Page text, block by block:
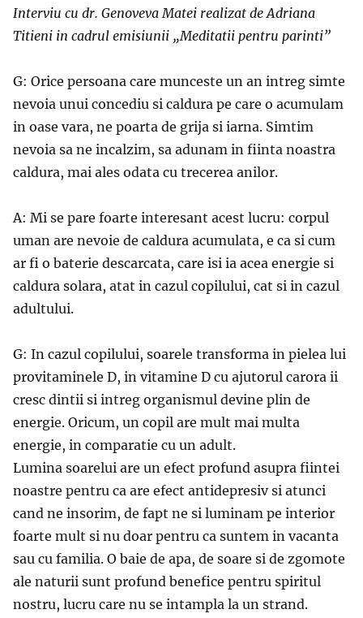
Interviu cu dr. Genoveva Matei realizat de Adriana
Titieni in cadrul emisiunii „Meditatii pentru parinti”
G: Orice persoana care munceste un an intreg simte
nevoia unui concediu si caldura pe care o acumulam
in oase vara, ne poarta de grija si iarna. Simtim
nevoia sa ne incalzim, sa adunam in fiinta noastra
caldura, mai ales odata cu trecerea anilor.
A: Mi se pare foarte interesant acest lucru: corpul
uman are nevoie de caldura acumulata, e ca si cum
ar fi o baterie descarcata, care isi ia acea energie si
caldura solara, atat in cazul copilului, cat si in cazul
adultului.
G: In cazul copilului, soarele transforma in pielea lui
provitaminele D, in vitamine D cu ajutorul carora ii
cresc dintii si intreg organismul devine plin de
energie. Oricum, un copil are mult mai multa
energie, in comparatie cu un adult.
Lumina soarelui are un efect profund asupra fiintei
noastre pentru ca are efect antidepresiv si atunci
cand ne insorim, de fapt ne si luminam pe interior
foarte mult si nu doar pentru ca suntem in vacanta
sau cu familia. O baie de apa, de soare si de zgomote
ale naturii sunt profund benefice pentru spiritul
nostru, lucru care nu se intampla la un strand.